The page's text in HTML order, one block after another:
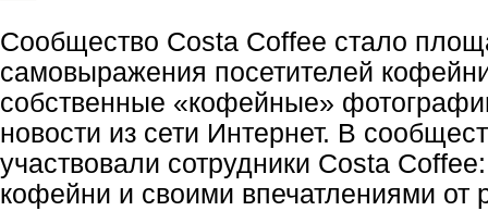
Сообщество Costa Coffee стало
самовыражения посетителей
собственные «кофейные»
новости из сети Интернет. В
участвовали сотрудники Costa
кофейни и своими впечатлениями от